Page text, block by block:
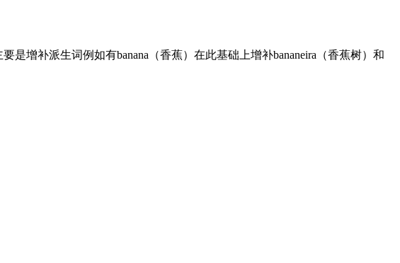
增补派生词例如有banana（香蕉）在此基础上增补bananeira（香蕉树）和